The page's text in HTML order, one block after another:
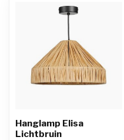
Hanglamp Elisa
Lichtbruin